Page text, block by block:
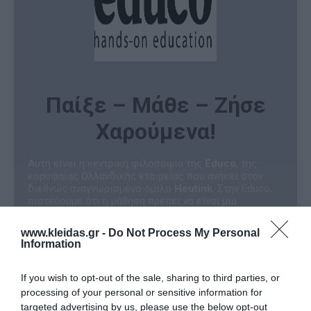
www.kleidas.gr - Do Not Process My Personal
Information
If you wish to opt-out of the sale, sharing to third parties, or
processing of your personal or sensitive information for
targeted advertising by us, please use the below opt-out
Παίξε – Μάθε – Ζήσε
Χαρούμενα!
διαδικασία.
Όλα τα προϊόντα της εταιρείας είναι σχεδιασμένα για
να ενθαρρύνουν τα παιδιά να παίξουν αυθόρμητα. Με
δεξιότητες και κατακτούν τη γνώση, μετατρέποντας
την εκπαιδευτική εμπειρία σε μια αξέχαστη
περιπέτεια!